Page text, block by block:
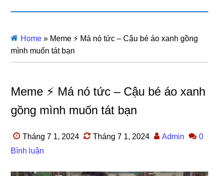
Home » Meme ⚡ Má nó tức – Cậu bé áo xanh gồng
mình muốn tát bạn
Meme ⚡ Má nó tức – Cậu bé áo xanh
gồng mình muốn tát bạn
Tháng 7 1, 2024 Tháng 7 1, 2024 Admin
0
Bình luận